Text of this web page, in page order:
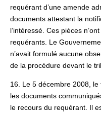
requérant d’une amende
documents attestant la
l’intéressé. Ces pièces
requérants. Le
n’avait formulé aucune
de la procédure devant le
16. Le 5 décembre 2008, le
les documents
le recours du requérant. Il